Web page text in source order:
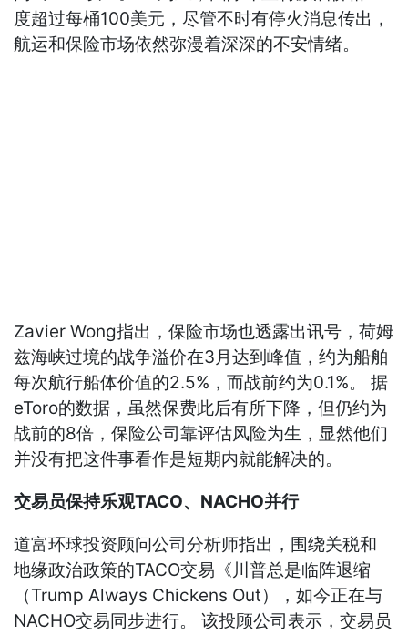
度超过每桶100美元，尽管不时有停火消息传出，
航运和保险市场依然弥漫着深深的不安情绪。
Zavier Wong指出，保险市场也透露出讯号，荷姆
兹海峡过境的战争溢价在3月达到峰值，约为船舶
每次航行船体价值的2.5%，而战前约为0.1%。 据
eToro的数据，虽然保费此后有所下降，但仍约为
战前的8倍，保险公司靠评估风险为生，显然他们
并没有把这件事看作是短期内就能解决的。
交易员保持乐观TACO、NACHO并行
道富环球投资顾问公司分析师指出，围绕关税和
地缘政治政策的TACO交易《川普总是临阵退缩
（Trump Always Chickens Out），如今正在与
NACHO交易同步进行。 该投顾公司表示，交易员